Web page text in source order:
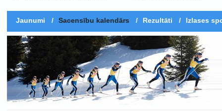
Jaunumi / Sacensību kalendārs / Rezultāti / Izlases